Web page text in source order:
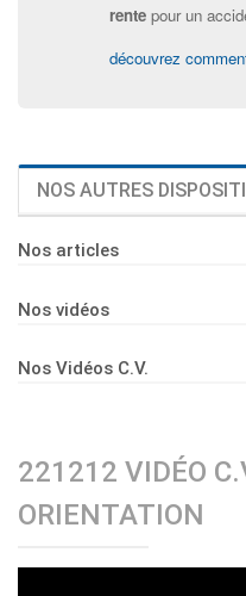
rente pour un
découvrez
NOS AUTRES
Nos articles
Nos vidéos
Nos Vidéos C.V.
221212 VIDÉO
ORIENTATION